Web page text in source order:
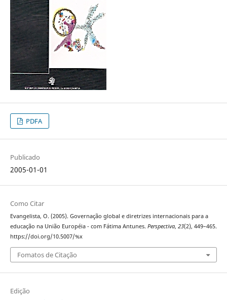
PDFA
Publicado
2005-01-01
Como Citar
Evangelista, O. (2005). Governação global e diretrizes internacionais para a
educação na União Européia - com Fátima Antunes. Perspectiva, 23(2), 449–465.
https://doi.org/10.5007/%x
Fomatos de Citação
Edição